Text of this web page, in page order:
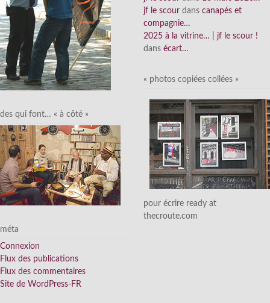
des qui font… « à côté »
méta
Connexion
Flux des publications
Flux des commentaires
Site de WordPress-FR
jf le scour dans canapés et
compagnie…
2025 à la vitrine… | jf le scour !
dans écart…
« photos copiées collées »
pour écrire ready at
thecroute.com